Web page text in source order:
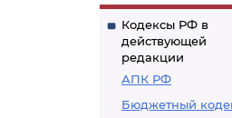
Кодексы РФ в
действующей
редакции
АПК РФ
Бюджетный